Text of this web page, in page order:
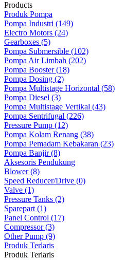
Products
Produk Pompa
Pompa Industri (149)
Electro Motors (24)
Gearboxes (5)
Pompa Submersible (102)
Pompa Air Limbah (202)
Pompa Booster (18)
Pompa Dosing (2)
Pompa Multistage Horizontal (58)
Pompa Diesel (3)
Pompa Multistage Vertikal (43)
Pompa Sentrifugal (226)
Pressure Pump (12)
Pompa Kolam Renang (38)
Pompa Pemadam Kebakaran (23)
Pompa Banjir (8)
Aksesoris Pendukung
Blower (8)
Speed Reducer/Drive (0)
Valve (1)
Pressure Tanks (2)
Sparepart (1)
Panel Control (17)
Compressor (3)
Other Pump (9)
Produk Terlaris
Produk Terlaris